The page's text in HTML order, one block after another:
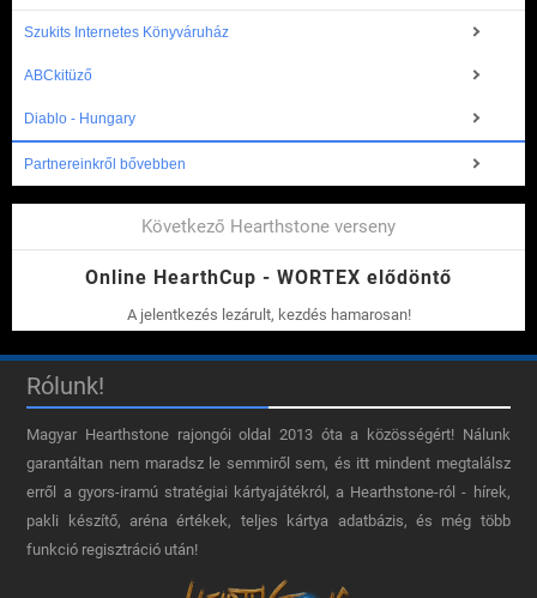
Szukits Internetes Könyváruház
ABCkitüző
Diablo - Hungary
Partnereinkről bővebben
Következő Hearthstone verseny
Online HearthCup - WORTEX elődöntő
A jelentkezés lezárult, kezdés hamarosan!
Rólunk!
Magyar Hearthstone​ rajongói oldal 2013 óta a közösségért! Nálunk
garantáltan nem maradsz le semmiről sem, és itt mindent megtalálsz
erről a gyors-iramú stratégiai kártyajátékról, a Hearthstone-ról - hírek,
pakli készítő, aréna értékek, teljes kártya adatbázis, és még több
funkció regisztráció után!